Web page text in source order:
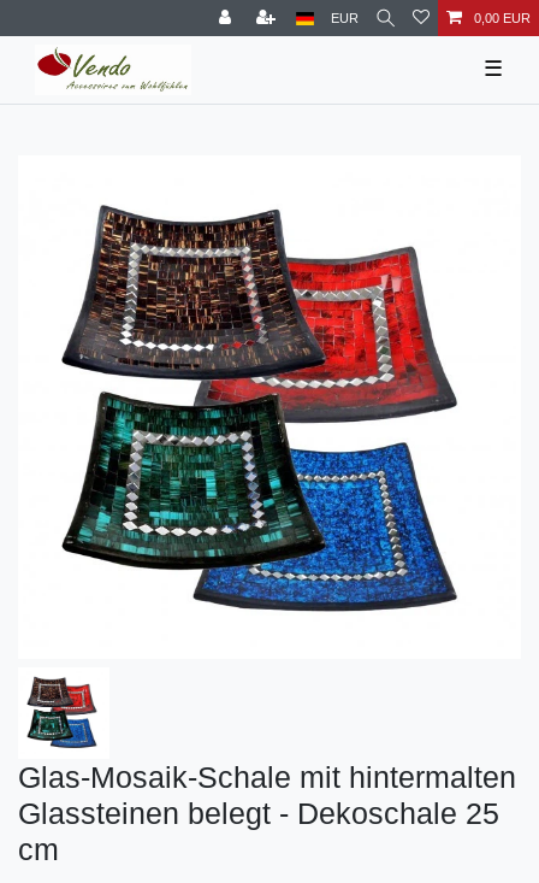
EUR 0,00 EUR
☰
Glas-Mosaik-Schale mit hintermalten
Glassteinen belegt - Dekoschale 25
cm